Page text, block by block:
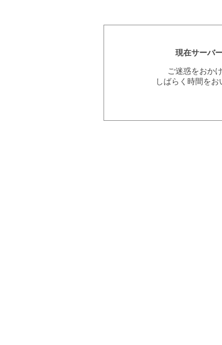
現在サーバ
ご迷惑をおか
しばらく時間を